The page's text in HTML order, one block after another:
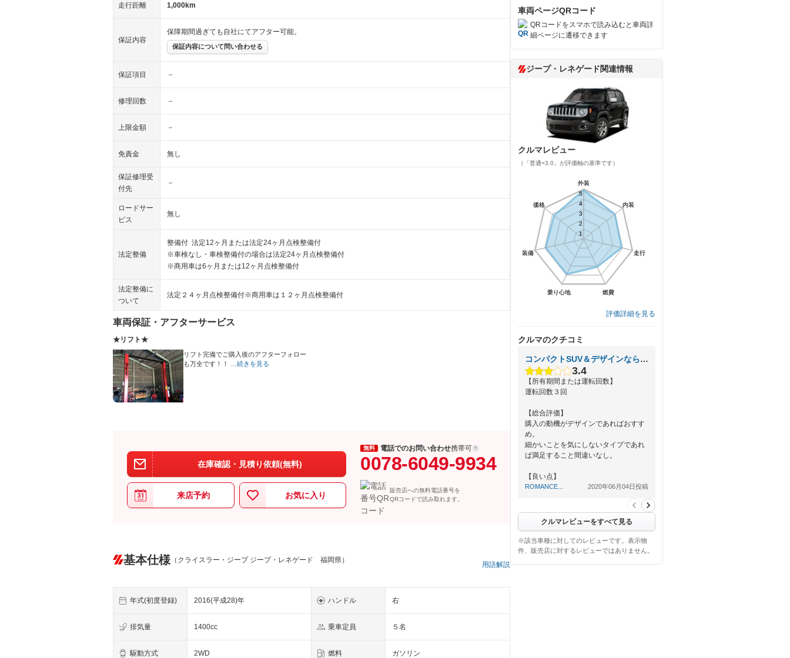
走行距離 1,000km
保証内容
保障期間過ぎても自社にてアフター可能。
保証内容について問い合わせる
保証項目 －
修理回数 －
上限金額 －
免責金 無し
保証修理受
付先
－
ロードサー
ビス
無し
法定整備
整備付 法定12ヶ月または法定24ヶ月点検整備付
※車検なし・車検整備付の場合は法定24ヶ月点検整備付
※商用車は6ヶ月または12ヶ月点検整備付
法定整備に
ついて
法定２４ヶ月点検整備付※商用車は１２ヶ月点検整備付
車両保証・アフターサービス
★リフト★
リフト完備でご購入後のアフターフォロー
も万全です！！
…続きを見る
在庫確認・見積り依頼(無料)
来店予約 お気に入り
無料 電話でのお問い合わせ携帯可
0078-6049-9934
販売店への無料電話番号を
QRコードで読み取れます。
基本仕様 （クライスラー・ジープ ジープ・レネゲード 福岡県）
用語解説
年式(初度登録) 2016(平成28)年 ハンドル 右
排気量 1400cc 乗車定員 ５名
駆動方式 2WD 燃料 ガソリン
車両ページQRコード
QRコードをスマホで読み込むと車両詳
細ページに遷移できます
ジープ・レネゲード関連情報
クルマレビュー
（「普通=3.0」が評価軸の基準です）
外装
内装
走行
燃費
乗り心地
装備
価格
1
2
3
4
5
外装
内装
走行
燃費
乗り心地
装備
価格
1
2
3
4
5
評価詳細を見る
クルマのクチコミ
コンパクトSUV＆デザインならレネゲード
3.4
【所有期間または運転回数】
運転回数３回
【総合評価】
購入の動機がデザインであればおすす
め。
細かいことを気にしないタイプであれ
ば満足すること間違いなし。
【良い点】
デザインは圧倒的に良く、チョロＱの
ROMANCE... 2020年06月04日投稿
クルマレビューをすべて見る
※該当車種に対してのレビューです。表示物
件、販売店に対するレビューではありません。